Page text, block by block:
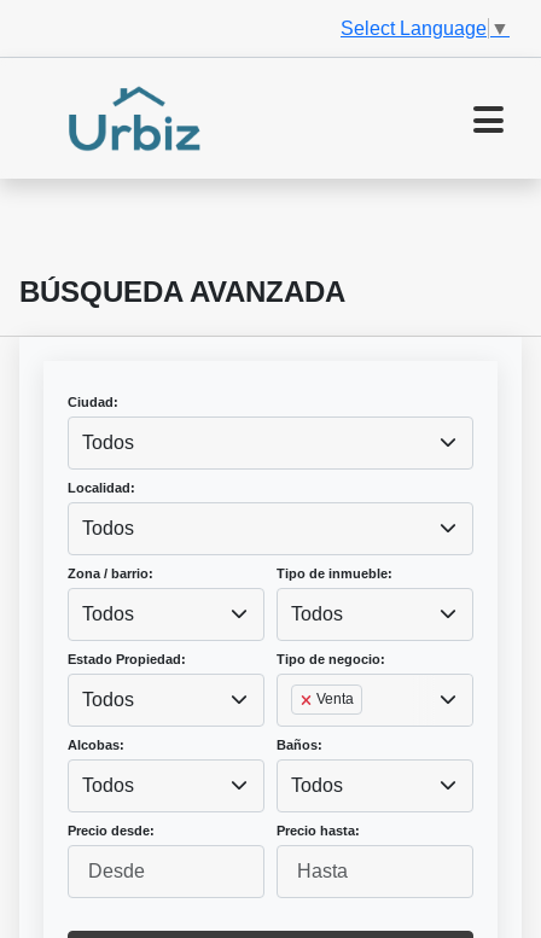
Select Language ▼
BÚSQUEDA AVANZADA
Ciudad:
Todos
Localidad:
Todos
Zona / barrio:
Todos
Tipo de inmueble:
Todos
Estado Propiedad:
Todos
Tipo de negocio:
Venta
Alcobas:
Todos
Baños:
Todos
Precio desde: Precio hasta: